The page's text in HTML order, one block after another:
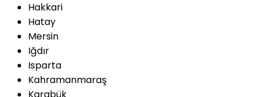
Hakkari
Hatay
Mersin
Iğdır
Isparta
Kahramanmaraş